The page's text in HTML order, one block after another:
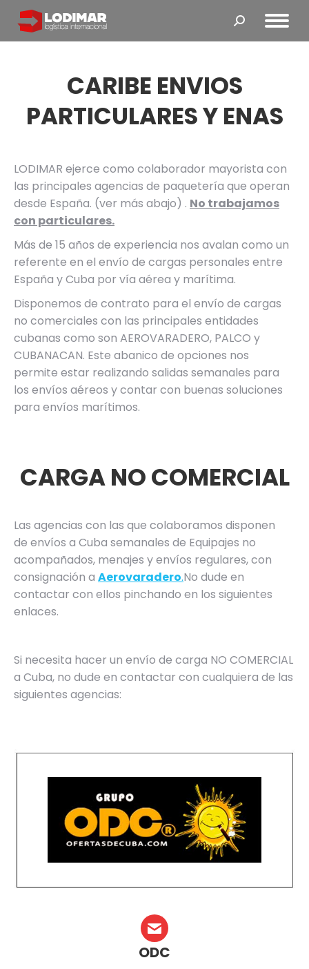
Buscar:
CARIBE ENVIOS
PARTICULARES Y ENAS
LODIMAR ejerce como colaborador mayorista con
las principales agencias de paquetería que operan
desde España. (ver más abajo) . No trabajamos
con particulares.
Más de 15 años de experiencia nos avalan como un
referente en el envío de cargas personales entre
España y Cuba por vía aérea y marítima.
Disponemos de contrato para el envío de cargas
no comerciales con las principales entidades
cubanas como son AEROVARADERO, PALCO y
CUBANACAN. Este abanico de opciones nos
permite estar realizando salidas semanales para
los envíos aéreos y contar con buenas soluciones
para envíos marítimos.
CARGA NO COMERCIAL
Las agencias con las que colaboramos disponen
de envíos a Cuba semanales de Equipajes no
acompañados, menajes y envíos regulares, con
consignación a Aerovaradero.No dude en
contactar con ellos pinchando en los siguientes
enlaces.
Si necesita hacer un envío de carga NO COMERCIAL
a Cuba, no dude en contactar con cualquiera de las
siguientes agencias:
ODC